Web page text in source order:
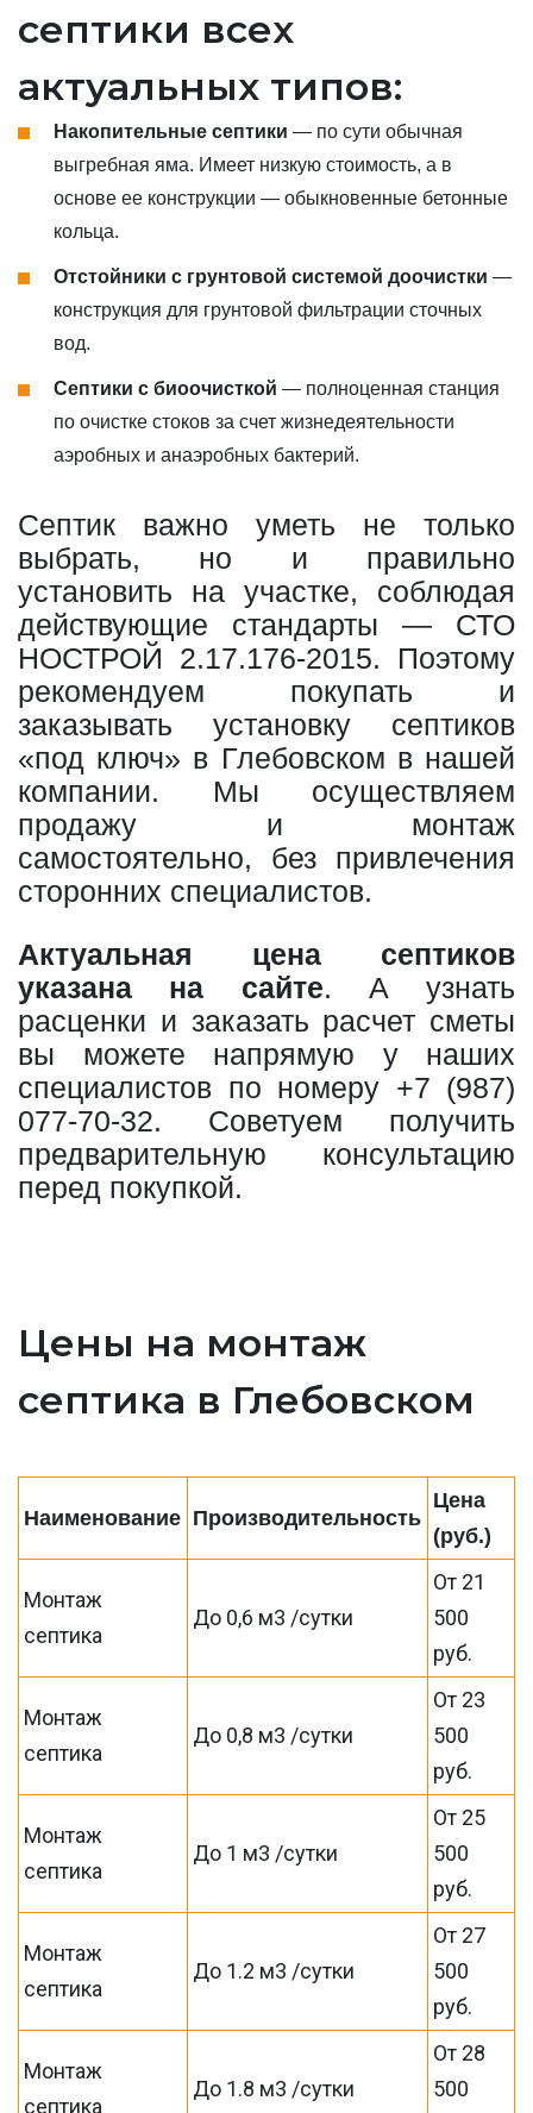
септики всех
актуальных типов:
Накопительные септики — по сути обычная
выгребная яма. Имеет низкую стоимость, а в
основе ее конструкции — обыкновенные бетонные
кольца.
Отстойники с грунтовой системой доочистки —
конструкция для грунтовой фильтрации сточных
вод.
Септики с биоочисткой — полноценная станция
по очистке стоков за счет жизнедеятельности
аэробных и анаэробных бактерий.
Септик важно уметь не только
выбрать, но и правильно
установить на участке, соблюдая
действующие стандарты — СТО
НОСТРОЙ 2.17.176-2015. Поэтому
рекомендуем покупать и
заказывать установку септиков
«под ключ» в Глебовском в нашей
компании. Мы осуществляем
продажу и монтаж
самостоятельно, без привлечения
сторонних специалистов.
Актуальная цена септиков
указана на сайте. А узнать
расценки и заказать расчет сметы
вы можете напрямую у наших
специалистов по номеру +7 (987)
077-70-32. Советуем получить
предварительную консультацию
перед покупкой.
Цены на монтаж
септика в Глебовском
Наименование Производительность
Цена
(руб.)
Монтаж
септика
До 0,6 м3 /сутки
От 21
500
руб.
Монтаж
септика
До 0,8 м3 /сутки
От 23
500
руб.
Монтаж
септика
До 1 м3 /сутки
От 25
500
руб.
Монтаж
септика
До 1.2 м3 /сутки
От 27
500
руб.
Монтаж
септика
До 1.8 м3 /сутки
От 28
500